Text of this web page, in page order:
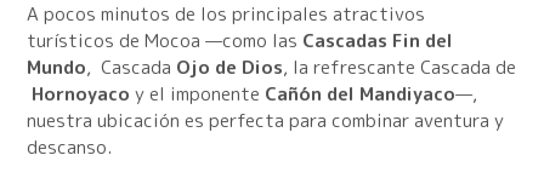
A pocos minutos de los principales atractivos
turísticos de Mocoa —como las Cascadas Fin del
Mundo, Cascada Ojo de Dios, la refrescante Cascada de
Hornoyaco y el imponente Cañón del Mandiyaco—,
nuestra ubicación es perfecta para combinar aventura y
descanso.